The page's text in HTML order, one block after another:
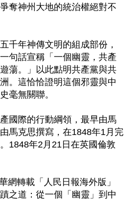
奪神州大地的統治權絕對不
千年神傳文明的組成部份，
句話宣稱「一個幽靈，共產
蕩。」以此點明共產黨與共
。這恰恰證明這個邪靈與中
毫無關聯。
國際的行動綱領，最早由馬
馬克思撰寫，在1848年1月完
1848年2月21日在英國倫敦
網轉載「人民日報海外版」
之道：從一個「幽靈」到中